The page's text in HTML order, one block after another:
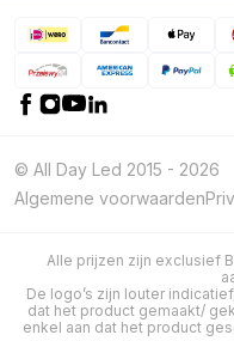
© All Day Led 2015 - 2026
Algemene voorwaarden
Alle prijzen zijn exclusief
De logo’s zijn louter
dat het product gemaakt/
enkel aan dat het product